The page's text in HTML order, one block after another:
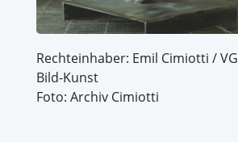
Rechteinhaber: Emil Cimiotti / VG
Bild-Kunst
Foto: Archiv Cimiotti